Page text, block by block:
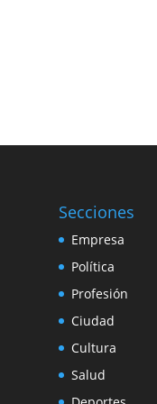
Secciones
Empresa
Política
Profesión
Ciudad
Cultura
Salud